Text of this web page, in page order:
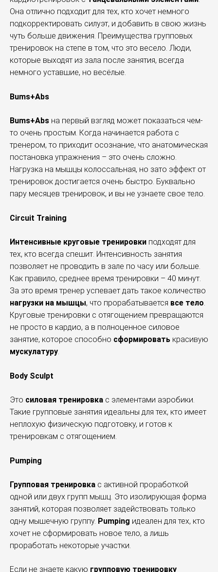
Она отлично подходит для тех, кто хочет немного
подкорректировать силуэт, и добавить в свою жизнь
чуть больше движения. Преимущества групповых
тренировок на степе в том, что это весело. Люди,
которые выходят из зала после занятия, всегда
немного уставшие, но весёлые.
Bums+Abs
Bums+Abs на первый взгляд может показаться чем-
то очень простым. Когда начинается работа с
тренером, то приходит осознание, что анатомическая
постановка упражнения – это очень сложно.
Нагрузка на мышцы колоссальная, но зато эффект от
тренировок достигается очень быстро. Буквально
пару месяцев тренировок, и вы не узнаете свое тело.
Circuit Training
Интенсивные круговые тренировки подходят для
тех, кто всегда спешит. Интенсивность занятия
позволяет не проводить в зале по часу или больше.
Как правило, среднее время тренировки – 40 минут.
За это время тренер успевает дать такое количество
нагрузки на мышцы, что прорабатывается все тело.
Круговые тренировки с отягощением превращаются
не просто в кардио, а в полноценное силовое
занятие, которое способно сформировать красивую
мускулатуру.
Body Sculpt
Это силовая тренировка с элементами аэробики.
Такие групповые занятия идеальны для тех, кто имеет
неплохую физическую подготовку, и готов к
тренировкам с отягощением.
Pumping
Групповая тренировка с активной проработкой
одной или двух групп мышц. Это изолирующая форма
занятий, которая позволяет задействовать только
одну мышечную группу. Pumping идеален для тех, кто
хочет не сформировать новое тело, а лишь
проработать некоторые участки.
Если не знаете какую групповую тренировку